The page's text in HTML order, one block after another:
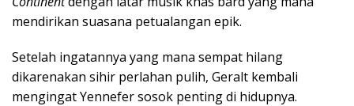
mendirikan suasana petualangan epik.
Setelah ingatannya yang mana sempat hilang
dikarenakan sihir perlahan pulih, Geralt kembali
mengingat Yennefer sosok penting di hidupnya.